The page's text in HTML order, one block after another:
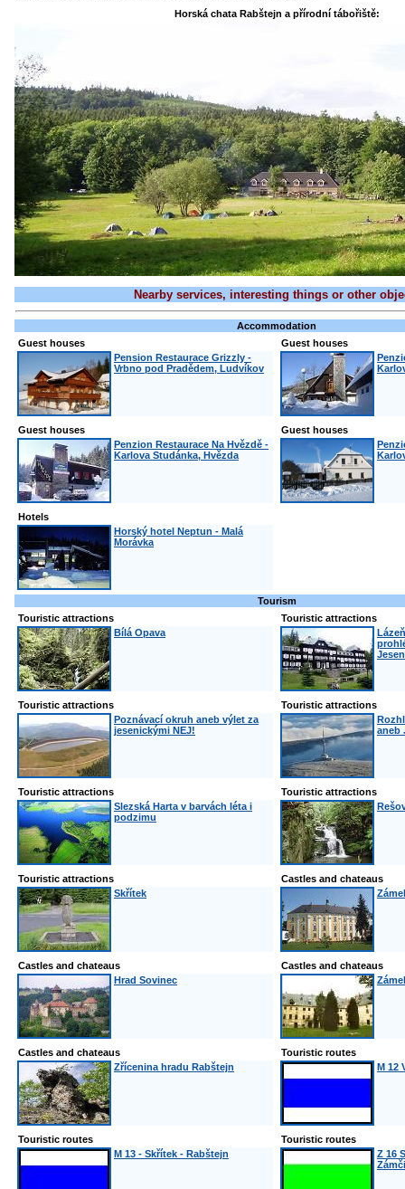
Horská chata Rabštejn a přírodní tábořiště:
Nearby services, interesting things or other
Accommodation
Guest houses
Pension Restaurace Grizzly -
Vrbno pod Pradědem, Ludvíkov
Guest houses
Guest houses
Penzion Restaurace Na Hvězdě -
Karlova Studánka, Hvězda
Guest houses
Hotels
Horský hotel Neptun - Malá
Morávka
Tourism
Touristic attractions
Bílá Opava
Touristic attractions
Touristic attractions
Poznávací okruh aneb výlet za
jesenickými NEJ!
Touristic attractions
aneb
Touristic attractions
Slezská Harta v barvách léta i
podzimu
Touristic attractions
Touristic attractions
Skřítek
Castles and chateaus
Castles and chateaus
Hrad Sovinec
Castles and chateaus
Castles and chateaus
Zřícenina hradu Rabštejn
Touristic routes
M 12
Touristic routes
M 13 - Skřítek - Rabštejn
Touristic routes
Z 16